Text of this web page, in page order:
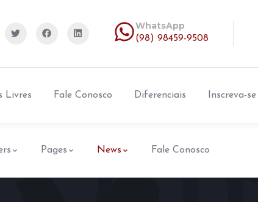
WhatsApp
(98) 98459-9508
Livres Fale Conosco Diferenciais Inscreva-se
Pages News Fale Conosco